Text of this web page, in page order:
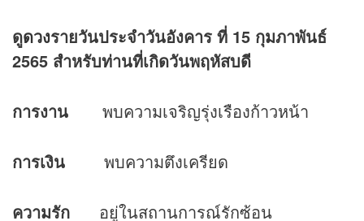
ดูดวงรายวันประจำวันอังคาร ที่ 15 กุมภาพันธ์
2565 สำหรับท่านที่เกิดวันพฤหัสบดี
การงาน พบความเจริญรุ่งเรืองก้าวหน้า
การเงิน พบความตึงเครียด
ความรัก อยู่ในสถานการณ์รักซ้อน